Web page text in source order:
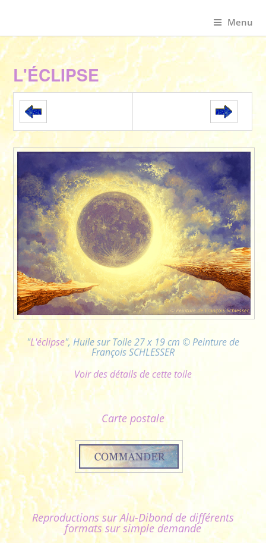
Menu
L'ÉCLIPSE
"L'éclipse", Huile sur Toile 27 x 19 cm © Peinture de
François SCHLESSER
Voir des détails de cette toile
Carte postale
Reproductions sur Alu-Dibond de différents
formats sur simple demande